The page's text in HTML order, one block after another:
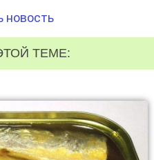
новость
ТЕМЕ: